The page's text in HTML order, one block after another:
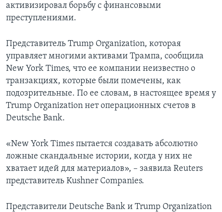
активизировал борьбу с финансовыми
преступлениями.
Представитель Trump Organization, которая
управляет многими активами Трампа, сообщила
New York Times, что ее компании неизвестно о
транзакциях, которые были помечены, как
подозрительные. По ее словам, в настоящее время у
Trump Organization нет операционных счетов в
Deutsche Bank.
«New York Times пытается создавать абсолютно
ложные скандальные истории, когда у них не
хватает идей для материалов», – заявила Reuters
представитель Kushner Companies.
Представители Deutsche Bank и Trump Organization